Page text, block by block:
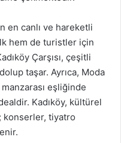
en canlı ve hareketli
hem de turistler için
Çarşısı, çeşitli
taşar. Ayrıca, Moda
eşliğinde
Kadıköy, kültürel
konserler, tiyatro